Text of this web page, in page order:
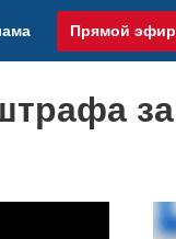
Прямой эфир
за